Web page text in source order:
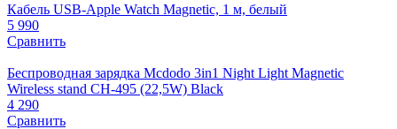
Кабель USB-Apple Watch Magnetic, 1 м, белый
5 990
Сравнить
Беспроводная зарядка Mcdodo 3in1 Night Light Magnetic
Wireless stand CH-495 (22,5W) Black
4 290
Сравнить